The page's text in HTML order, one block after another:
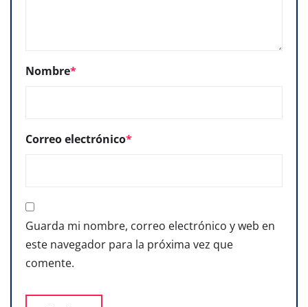
Nombre*
Correo electrónico*
Guarda mi nombre, correo electrónico y web en
este navegador para la próxima vez que
comente.